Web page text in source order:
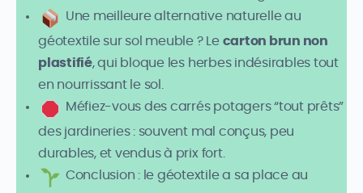
Une meilleure alternative naturelle au
géotextile sur sol meuble ? Le carton brun non
plastifié, qui bloque les herbes indésirables tout
en nourrissant le sol.
Méfiez-vous des carrés potagers “tout prêts”
des jardineries : souvent mal conçus, peu
durables, et vendus à prix fort.
Conclusion : le géotextile a sa place au